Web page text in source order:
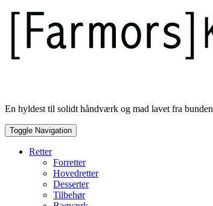
Skip
content
En hyldest til solidt håndværk og mad lavet fra bunden
Toggle Navigation
Retter
Forretter
Hovedretter
Desserter
Tilbehør